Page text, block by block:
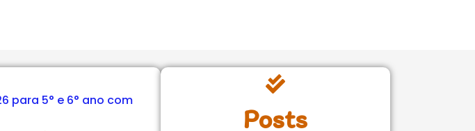
para 5° e 6° ano com
Posts